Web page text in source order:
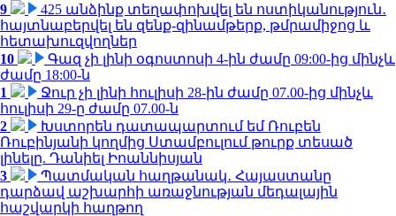
9
425 անձինք տեղափոխվել են ոստիկանություն․
հայտնաբերվել են զենք-զինամթերք, թմրամիջոց և
հետախուզվողներ
10
Գազ չի լինի օգոստոսի 4-ին ժամը 09:00-ից մինչև
ժամը 18:00-ն
1
Ջուր չի լինի հուլիսի 28-ին ժամը 07.00-ից մինչև
հուլիսի 29-ը ժամը 07.00-ն
2
Խստորեն դատապարտում եմ Ռուբեն
Ռուբինյանի կողմից Ստամբուլում թուրք տեսած
լինելը. Դանիել Իոաննիսյան
3
Պատմական հաղթանակ․ Հայաստանը
դարձավ աշխարհի առաջնության մեդալային
հաշվարկի հաղթող